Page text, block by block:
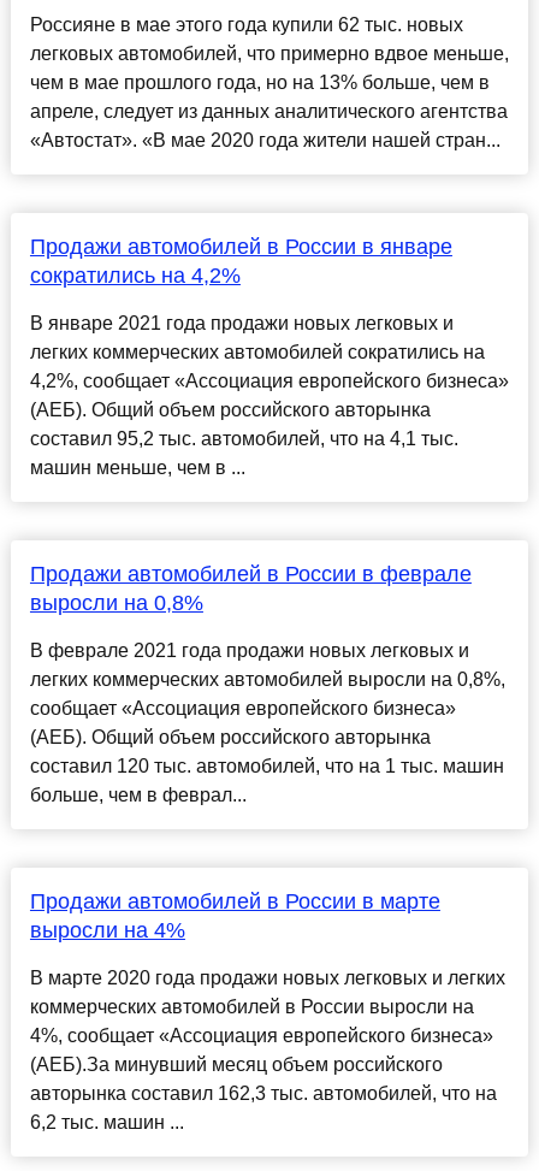
Россияне в мае этого года купили 62 тыс. новых
легковых автомобилей, что примерно вдвое меньше,
чем в мае прошлого года, но на 13% больше, чем в
апреле, следует из данных аналитического агентства
«Автостат». «В мае 2020 года жители нашей стран...
Продажи автомобилей в России в январе
сократились на 4,2%
В январе 2021 года продажи новых легковых и
легких коммерческих автомобилей сократились на
4,2%, сообщает «Ассоциация европейского бизнеса»
(АЕБ). Общий объем российского авторынка
составил 95,2 тыс. автомобилей, что на 4,1 тыс.
машин меньше, чем в ...
Продажи автомобилей в России в феврале
выросли на 0,8%
В феврале 2021 года продажи новых легковых и
легких коммерческих автомобилей выросли на 0,8%,
сообщает «Ассоциация европейского бизнеса»
(АЕБ). Общий объем российского авторынка
составил 120 тыс. автомобилей, что на 1 тыс. машин
больше, чем в феврал...
Продажи автомобилей в России в марте
выросли на 4%
В марте 2020 года продажи новых легковых и легких
коммерческих автомобилей в России выросли на
4%, сообщает «Ассоциация европейского бизнеса»
(АЕБ).За минувший месяц объем российского
авторынка составил 162,3 тыс. автомобилей, что на
6,2 тыс. машин ...